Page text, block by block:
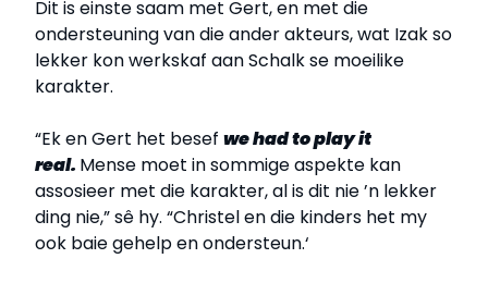
Dit is einste saam met Gert, en met die
ondersteuning van die ander akteurs, wat Izak so
lekker kon werkskaf aan Schalk se moeilike
karakter.
“Ek en Gert het besef we had to play it
real. Mense moet in sommige aspekte kan
assosieer met die karakter, al is dit nie ’n lekker
ding nie,” sê hy. “Christel en die kinders het my
ook baie gehelp en ondersteun.‘